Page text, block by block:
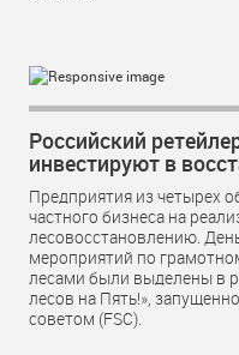
Российский
инвестируют в
Предприятия из четырех
частного бизнеса на
лесовосстановлению.
мероприятий по
лесами были выделены в
лесов на Пять!»,
советом (FSC).